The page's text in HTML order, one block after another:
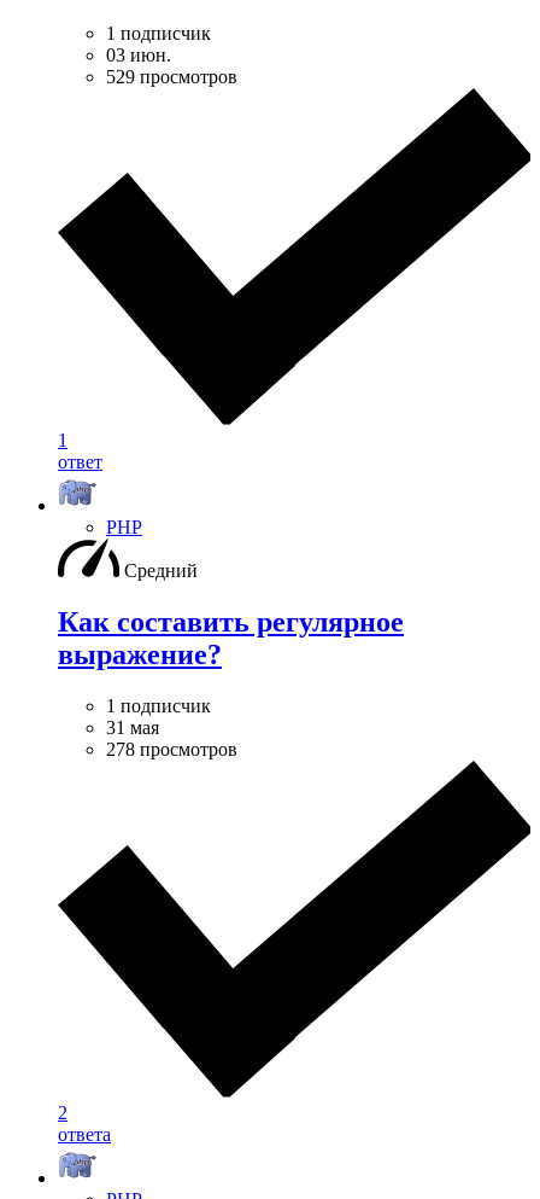
1 подписчик
03 июн.
529 просмотров
1
ответ
PHP
Средний
Как составить регулярное
выражение?
1 подписчик
31 мая
278 просмотров
2
ответа